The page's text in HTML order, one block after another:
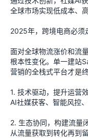
全球市场实现低成本、
2025年，跨境电商必须
面对全球物流涨价和流
根本性变化。单一建站
营销的全栈式平台才是终
1. 技术驱动，提升运营
AI社媒获客、智能风控
2. 生态协同，构建流量
从流量获取到转化再到